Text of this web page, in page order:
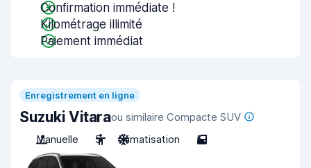
Confirmation immédiate !
Kilométrage illimité
Paiement immédiat
Enregistrement en ligne
Suzuki Vitaraou similaire Compacte SUV
Manuelle
5 Climatisation 5